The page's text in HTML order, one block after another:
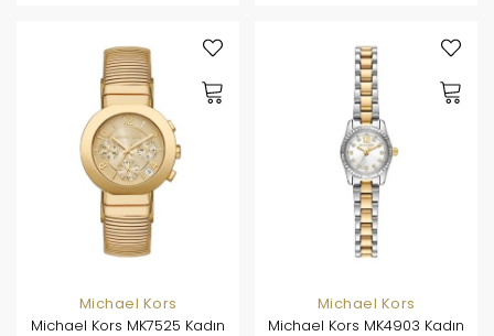
Michael Kors
Michael Kors MK7525 Kadın
Michael Kors
Michael Kors MK4903 Kadın